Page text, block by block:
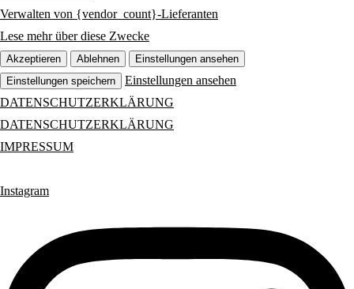
Verwalten von {vendor_count}-Lieferanten
Lese mehr über diese Zwecke
Akzeptieren Ablehnen
Einstellungen ansehen
Einstellungen speichern
Einstellungen ansehen
DATENSCHUTZERKLÄRUNG
DATENSCHUTZERKLÄRUNG
IMPRESSUM
Instagram